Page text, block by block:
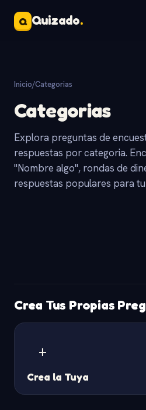
Q Quizado.
Inicio/Categorias
Categorias
Explora preguntas de
respuestas por categoria.
"Nombre algo", rondas de
respuestas populares para
Crea Tus Propias
+
Crea la Tuya